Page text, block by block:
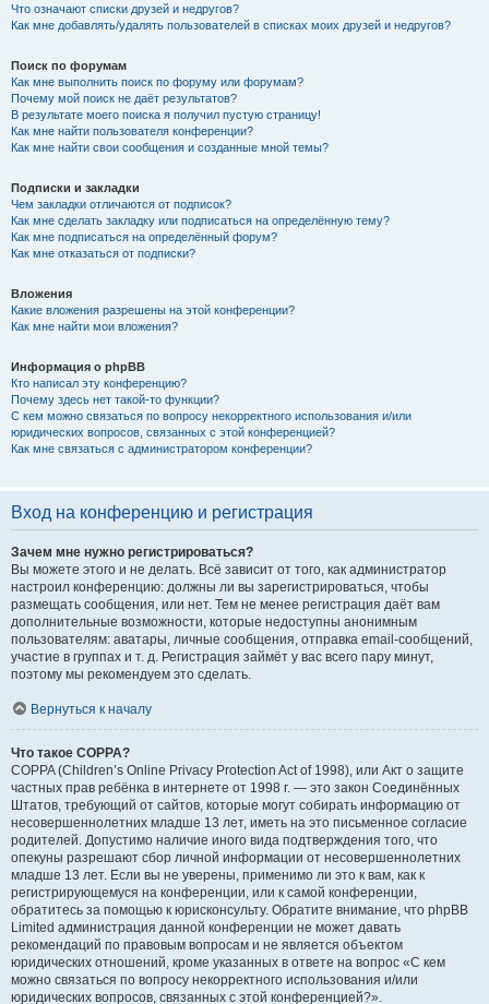
Что означают списки друзей и недругов?
Как мне добавлять/удалять пользователей в списках моих друзей и недругов?
Поиск по форумам
Как мне выполнить поиск по форуму или форумам?
Почему мой поиск не даёт результатов?
В результате моего поиска я получил пустую страницу!
Как мне найти пользователя конференции?
Как мне найти свои сообщения и созданные мной темы?
Подписки и закладки
Чем закладки отличаются от подписок?
Как мне сделать закладку или подписаться на определённую тему?
Как мне подписаться на определённый форум?
Как мне отказаться от подписки?
Вложения
Какие вложения разрешены на этой конференции?
Как мне найти мои вложения?
Информация о phpBB
Кто написал эту конференцию?
Почему здесь нет такой-то функции?
С кем можно связаться по вопросу некорректного использования и/или
юридических вопросов, связанных с этой конференцией?
Как мне связаться с администратором конференции?
Вход на конференцию и регистрация
Зачем мне нужно регистрироваться?
Вы можете этого и не делать. Всё зависит от того, как администратор
настроил конференцию: должны ли вы зарегистрироваться, чтобы
размещать сообщения, или нет. Тем не менее регистрация даёт вам
дополнительные возможности, которые недоступны анонимным
пользователям: аватары, личные сообщения, отправка email-сообщений,
участие в группах и т. д. Регистрация займёт у вас всего пару минут,
поэтому мы рекомендуем это сделать.
Вернуться к началу
Что такое COPPA?
COPPA (Children’s Online Privacy Protection Act of 1998), или Акт о защите
частных прав ребёнка в интернете от 1998 г. — это закон Соединённых
Штатов, требующий от сайтов, которые могут собирать информацию от
несовершеннолетних младше 13 лет, иметь на это письменное согласие
родителей. Допустимо наличие иного вида подтверждения того, что
опекуны разрешают сбор личной информации от несовершеннолетних
младше 13 лет. Если вы не уверены, применимо ли это к вам, как к
регистрирующемуся на конференции, или к самой конференции,
обратитесь за помощью к юрисконсульту. Обратите внимание, что phpBB
Limited администрация данной конференции не может давать
рекомендаций по правовым вопросам и не является объектом
юридических отношений, кроме указанных в ответе на вопрос «С кем
можно связаться по вопросу некорректного использования и/или
юридических вопросов, связанных с этой конференцией?».